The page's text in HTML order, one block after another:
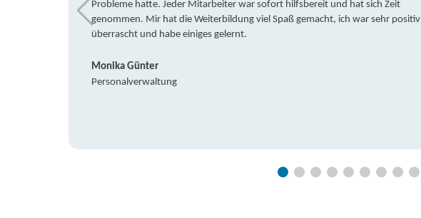
Probleme hatte. Jeder Mitarbeiter war sofort hilfsbereit und hat sich Zeit
genommen. Mir hat die Weiterbildung viel Spaß gemacht, ich war sehr positiv
überrascht und habe einiges gelernt.
Monika Günter
Personalverwaltung